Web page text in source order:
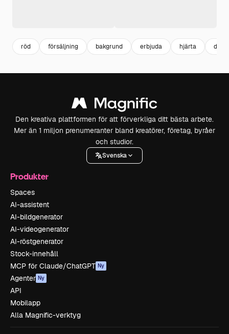
röd försäljning bakgrund erbjuda hjärta dag
Den kreativa plattformen för att förverkliga ditt bästa arbete.
Mer än 1 miljon prenumeranter bland kreatörer, företag, byråer
och studior.
Svenska
Produkter
Spaces
AI-assistent
AI-bildgenerator
AI-videogenerator
AI-röstgenerator
Stock-innehåll
MCP för Claude/ChatGPT Ny
Agenter Ny
API
Mobilapp
Alla Magnific-verktyg